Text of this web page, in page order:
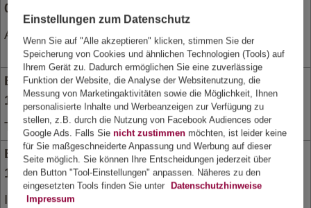
08. Oktober 2025
Alles OK und eine Weiterempfehlung wert.
Bewertung Krankentagegeldversicherung vom
10. Juli 2025
Top. Weiter so
Bewertung Krankentagegeldversicherung vom
12. Juli 2024
Ich kann mich noch nicht dazu äußern, da ich die
Einstellungen zum Datenschutz
Wenn Sie auf "Alle akzeptieren" klicken, stimmen Sie der
Speicherung von Cookies und ähnlichen Technologien (Tools) auf
Ihrem Gerät zu. Dadurch ermöglichen Sie eine zuverlässige
Funktion der Website, die Analyse der Websitenutzung, die
Messung von Marketingaktivitäten sowie die Möglichkeit, Ihnen
personalisierte Inhalte und Werbeanzeigen zur Verfügung zu
stellen, z.B. durch die Nutzung von Facebook Audiences oder
Google Ads. Falls Sienicht zustimmen möchten, ist leider keine
für Sie maßgeschneiderte Anpassung und Werbung auf dieser
Seite möglich. Sie können Ihre Entscheidungen jederzeit über
den Button "Tool-Einstellungen" anpassen. Näheres zu den
eingesetzten Tools finden Sie unter
Datenschutzhinweise
Impressum